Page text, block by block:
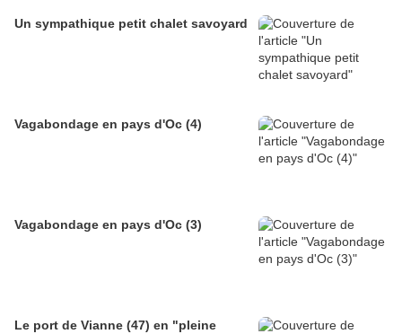
Un sympathique petit chalet savoyard
Vagabondage en pays d'Oc (4)
Vagabondage en pays d'Oc (3)
Le port de Vianne (47) en "pleine